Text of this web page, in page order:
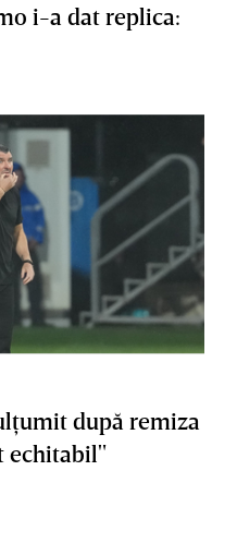
i-a dat replica:
după remiza
echitabil"